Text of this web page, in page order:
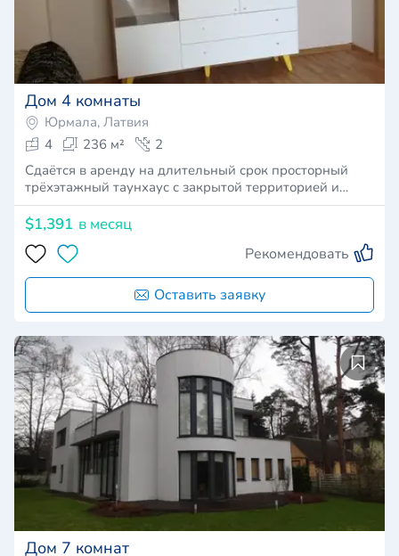
Дом 4 комнаты
Юрмала, Латвия
4
236 м²
2
Сдаётся в аренду на длительный срок просторный
трёхэтажный таунхаус с закрытой территорией и…
$1,391 в месяц
Рекомендовать
Оставить заявку
Дом 7 комнат